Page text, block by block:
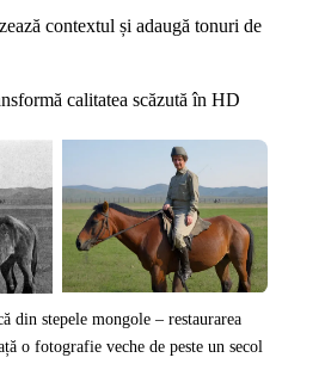
contextul și adaugă tonuri de
calitatea scăzută în HD
din stepele mongole – restaurarea
o fotografie veche de peste un secol